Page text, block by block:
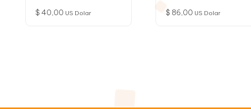
a$ 40,00 US Dolar $ 86,00 US Dolar